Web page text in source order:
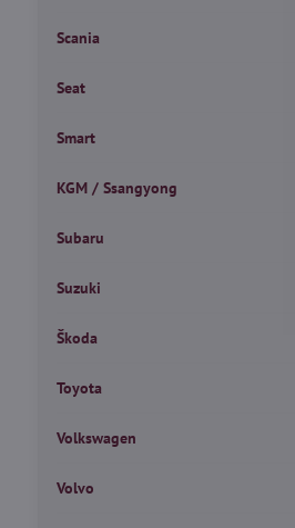
Scania
Seat
Smart
KGM / Ssangyong
Subaru
Suzuki
Škoda
Toyota
Volkswagen
Volvo